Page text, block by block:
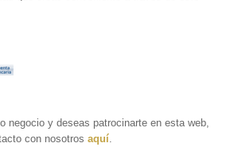
negocio y deseas patrocinarte en esta web,
con nosotros aquí.